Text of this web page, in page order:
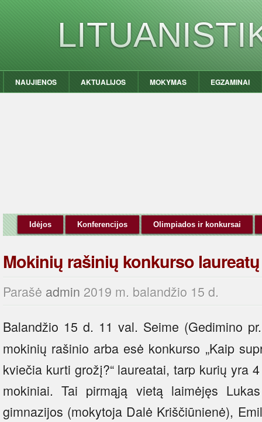
NAUJIENOS AKTUALIJOS MOKYMAS EGZAMINAI
Idėjos Konferencijos Olimpiados ir konkursai
Mokinių rašinių konkurso
Parašė admin 2019 m. balandžio 15 d.
Balandžio 15 d. 11 val. Seime (Gedimino
mokinių rašinio arba esė konkurso „Kaip
kviečia kurti grožį?“ laureatai, tarp kurių yra
mokiniai. Tai pirmąją vietą laimėjęs
gimnazijos (mokytoja Dalė Kriščiūnienė),